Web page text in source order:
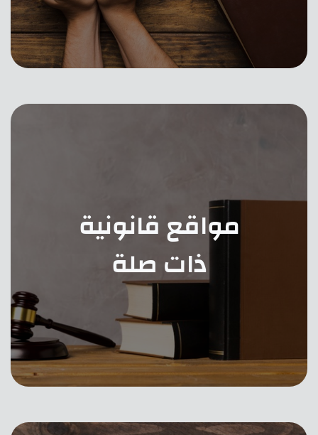
مواقع قانونية
ذات صلة